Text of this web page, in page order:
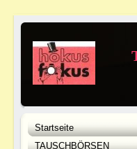
TENSAI
Startseite
TAUSCHBÖRSEN